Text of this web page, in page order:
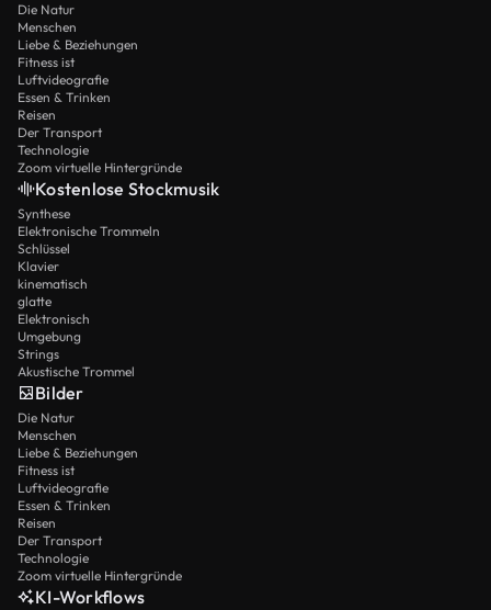
Die Natur
Menschen
Liebe & Beziehungen
Fitness ist
Luftvideografie
Essen & Trinken
Reisen
Der Transport
Technologie
Zoom virtuelle Hintergründe
Kostenlose Stockmusik
Synthese
Elektronische Trommeln
Schlüssel
Klavier
kinematisch
glatte
Elektronisch
Umgebung
Strings
Akustische Trommel
Bilder
Die Natur
Menschen
Liebe & Beziehungen
Fitness ist
Luftvideografie
Essen & Trinken
Reisen
Der Transport
Technologie
Zoom virtuelle Hintergründe
KI-Workflows